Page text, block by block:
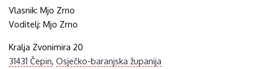
Vlasnik:Mjo Zrno
Voditelj:Mjo Zrno
Kralja Zvonimira 20
31431 Čepin,Osječko-baranjska županija